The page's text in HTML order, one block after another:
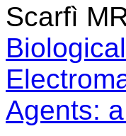
Scarfì
Agents: